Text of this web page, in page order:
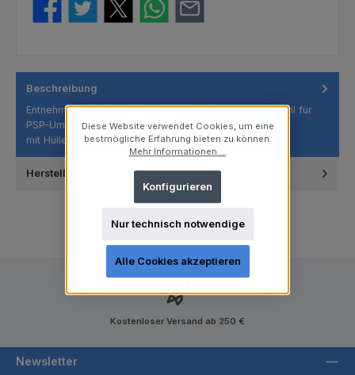
Beschreibung
Entnehmen und aufkleben Angenehmer Schaum Sowohl für
PSP-Umschläge als auch für Sensoren
mit Hüllen Einweg Latexfrei 200 Stü…Mehr
Hersteller
Kostenloser Versand ab 250 €
Newsletter
Diese Website verwendet Cookies, um eine
bestmögliche Erfahrung bieten zu können.
Mehr Informationen ...
Nur technisch notwendige
Konfigurieren
Alle Cookies akzeptieren